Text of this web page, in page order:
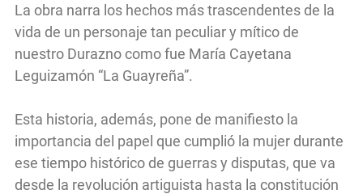
La obra narra los hechos más trascendentes de la
vida de un personaje tan peculiar y mítico de
nuestro Durazno como fue María Cayetana
Leguizamón “La Guayreña”.
Esta historia, además, pone de manifiesto la
importancia del papel que cumplió la mujer durante
ese tiempo histórico de guerras y disputas, que va
desde la revolución artiguista hasta la constitución